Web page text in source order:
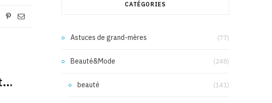
CATÉGORIES
Astuces de grand-mères (77)
Beauté&Mode (248)
beauté (141)